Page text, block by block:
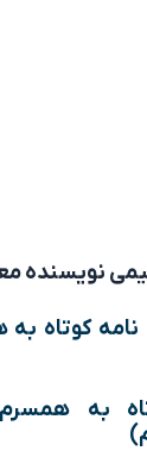
نویسنده
کوتاه
به